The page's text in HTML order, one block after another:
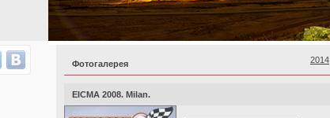
Фотогалерея 2014
EICMA 2008. Milan.